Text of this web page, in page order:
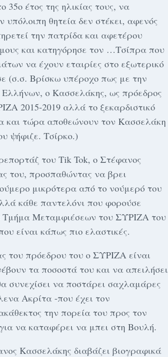
έτος της ηλικίας τους, να
θητεία δεν στέκει, αφενός
την πατρίδα και αφετέρου
και κατηγόρησε τον …Τσίπρα που
να έχουν εταιρίες στο εξωτερικό
(σ.σ. Βρίσκω υπέροχο πως με την
Ελλήνων, ο Κασσελάκης, ως πρόεδρος
2015-2019 αλλά το ξεκαρδιστικό
και τώρα αποθεώνουν τον Κασσελάκη
ψήφιζε. Τσίρκο.)
του Tik Tok, ο Στέφανος
του, προσπαθώντας να βρει
μικρότερα από το νούμερό του
κάθε παντελόνι που φορούσε
Τμήμα Μεταμφιέσεων του ΣΥΡΙΖΑ του
είναι κάπως πιο ελαστικές.
του πρόεδρου του ο ΣΥΡΙΖΑ είναι
τα ποσοστά του και να απειλήσει
συνεχίσει να ποστάρει σαχλαμάρες
Ακρίτα -που έχει τον
την πορεία του προς τον
να καταφέρει να μπει στη Βουλή.
Κασσελάκης διαβάζει βιογραφικά